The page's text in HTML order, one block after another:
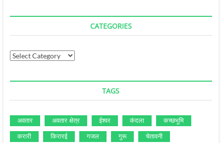
CATEGORIES
Categories
TAGS
अवतार अवतार क्षेत्र ईश्‍वर कंदला कच्‍छभूमि
करारी किरारई गजल गुरू चेतावनी